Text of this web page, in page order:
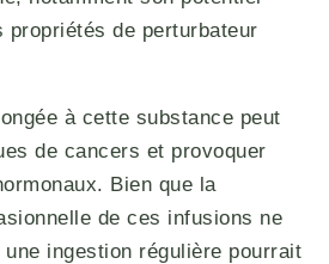
propriétés de perturbateur
à cette substance peut
de cancers et provoquer
Bien que la
de ces infusions ne
ingestion régulière pourrait